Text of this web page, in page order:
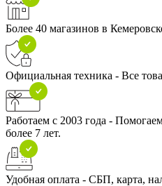
Более 40 магазинов в
Официальная техника - Все
Работаем с 2003 года -
более 7 лет.
Удобная оплата - СБП, карта,